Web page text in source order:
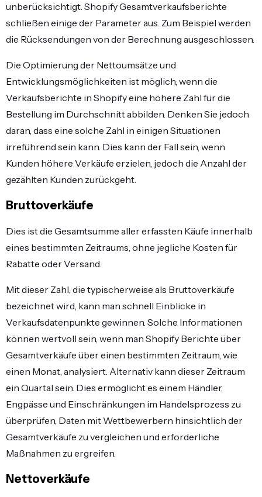
unberücksichtigt. Shopify Gesamtverkaufsberichte
schließen einige der Parameter aus. Zum Beispiel werden
die Rücksendungen von der Berechnung ausgeschlossen.
Die Optimierung der Nettoumsätze und
Entwicklungsmöglichkeiten ist möglich, wenn die
Verkaufsberichte in Shopifyeine höhere Zahl für die
Bestellung im Durchschnitt abbilden. Denken Sie jedoch
daran, dass eine solche Zahl in einigen Situationen
irreführend sein kann. Dies kann der Fall sein, wenn
Kunden höhere Verkäufe erzielen, jedoch die Anzahl der
gezählten Kunden zurückgeht.
Bruttoverkäufe
Dies ist die Gesamtsumme aller erfassten Käufe innerhalb
eines bestimmten Zeitraums, ohne jegliche Kosten für
Rabatte oder Versand.
Mit dieser Zahl, die typischerweise als Bruttoverkäufe
bezeichnet wird, kann man schnell Einblicke in
Verkaufsdatenpunkte gewinnen. Solche Informationen
können wertvoll sein, wenn man Shopify Berichte über
Gesamtverkäufe über einen bestimmten Zeitraum, wie
einen Monat, analysiert. Alternativ kann dieser Zeitraum
ein Quartal sein. Dies ermöglicht es einem Händler,
Engpässe und Einschränkungen im Handelsprozess zu
überprüfen, Daten mit Wettbewerbern hinsichtlich der
Gesamtverkäufe zu vergleichen und erforderliche
Maßnahmen zu ergreifen.
Nettoverkäufe